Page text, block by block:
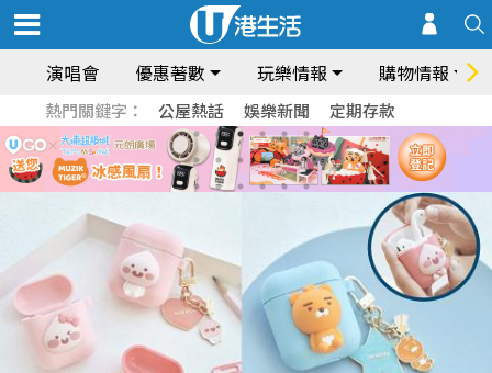
演唱會 優惠著數 玩樂情報 購物情報
熱門關鍵字： 公屋熱話 娛樂新聞 定期存款